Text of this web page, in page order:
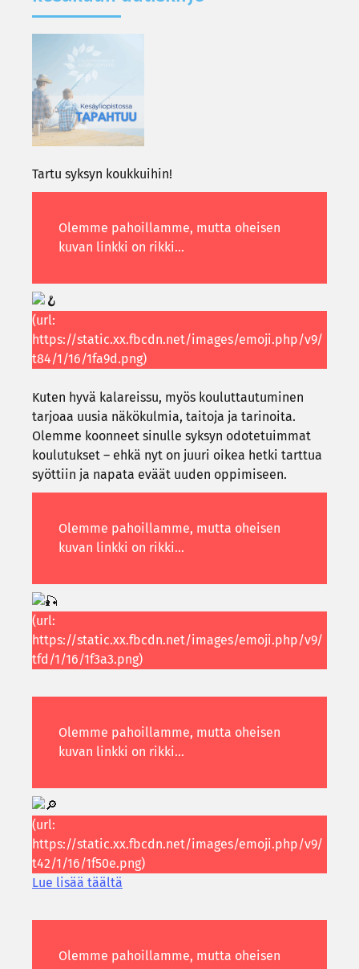
Tartu syk­syn kouk­kui­hin!
Kuten hyvä ka­la­reis­su, myös kou­lut­tau­tu­mi­nen
tar­jo­aa uusia nä­kö­kul­mia, tai­to­ja ja ta­ri­noi­ta.
Olem­me koon­neet si­nul­le syk­syn odo­te­tuim­mat
kou­lu­tuk­set – ehkä nyt on juuri oikea hetki tart­tua
syöt­tiin ja na­pa­ta eväät uuden op­pi­mi­seen.
Lue lisää tääl­tä